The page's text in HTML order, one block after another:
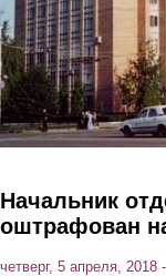
Начальник
оштрафован
четверг, 5 апреля, 2018